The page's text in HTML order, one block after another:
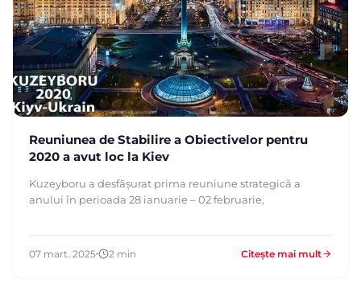
Reuniunea de Stabilire a Obiectivelor pentru
2020 a avut loc la Kiev
Kuzeyboru a desfășurat prima reuniune strategică a
anului în perioada 28 ianuarie – 02 februarie,
07 mart. 2025 2 min Citește mai mult